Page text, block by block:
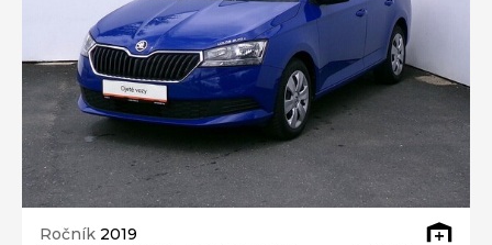
Ročník 2019